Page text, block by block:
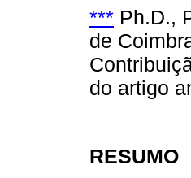
*** Ph.D.,
de
do artigo
RESUMO